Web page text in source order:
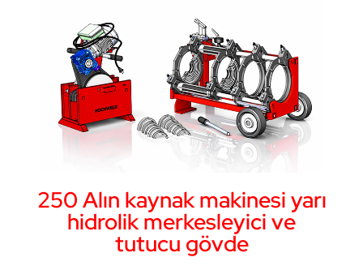
250 Alın kaynak makinesi yarı
hidrolik merkesleyici ve
tutucu gövde